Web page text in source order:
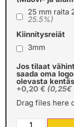
25 mm raita
25.5%)
Kiinnitysreiät
3mm
Jos tilaat
saada oma
olevasta
+0,20 € (0,25€
Drag files here